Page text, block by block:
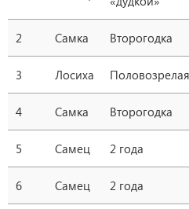
2 Самка Второгодка
3 Лосиха Половозрелая
4 Самка Второгодка
5 Самец 2 года
6 Самец 2 года